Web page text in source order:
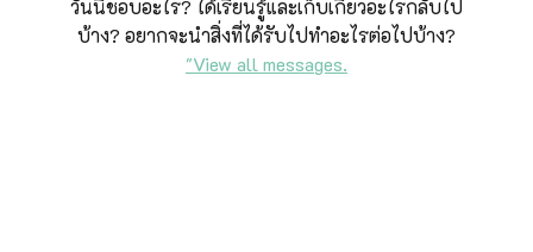
วันนี้ชอบอะไร? ได้เรียนรู้และเก็บเกี่ยวอะไรกลับไป
บ้าง? อยากจะนำสิ่งที่ได้รับไปทำอะไรต่อไปบ้าง?
"View all messages.